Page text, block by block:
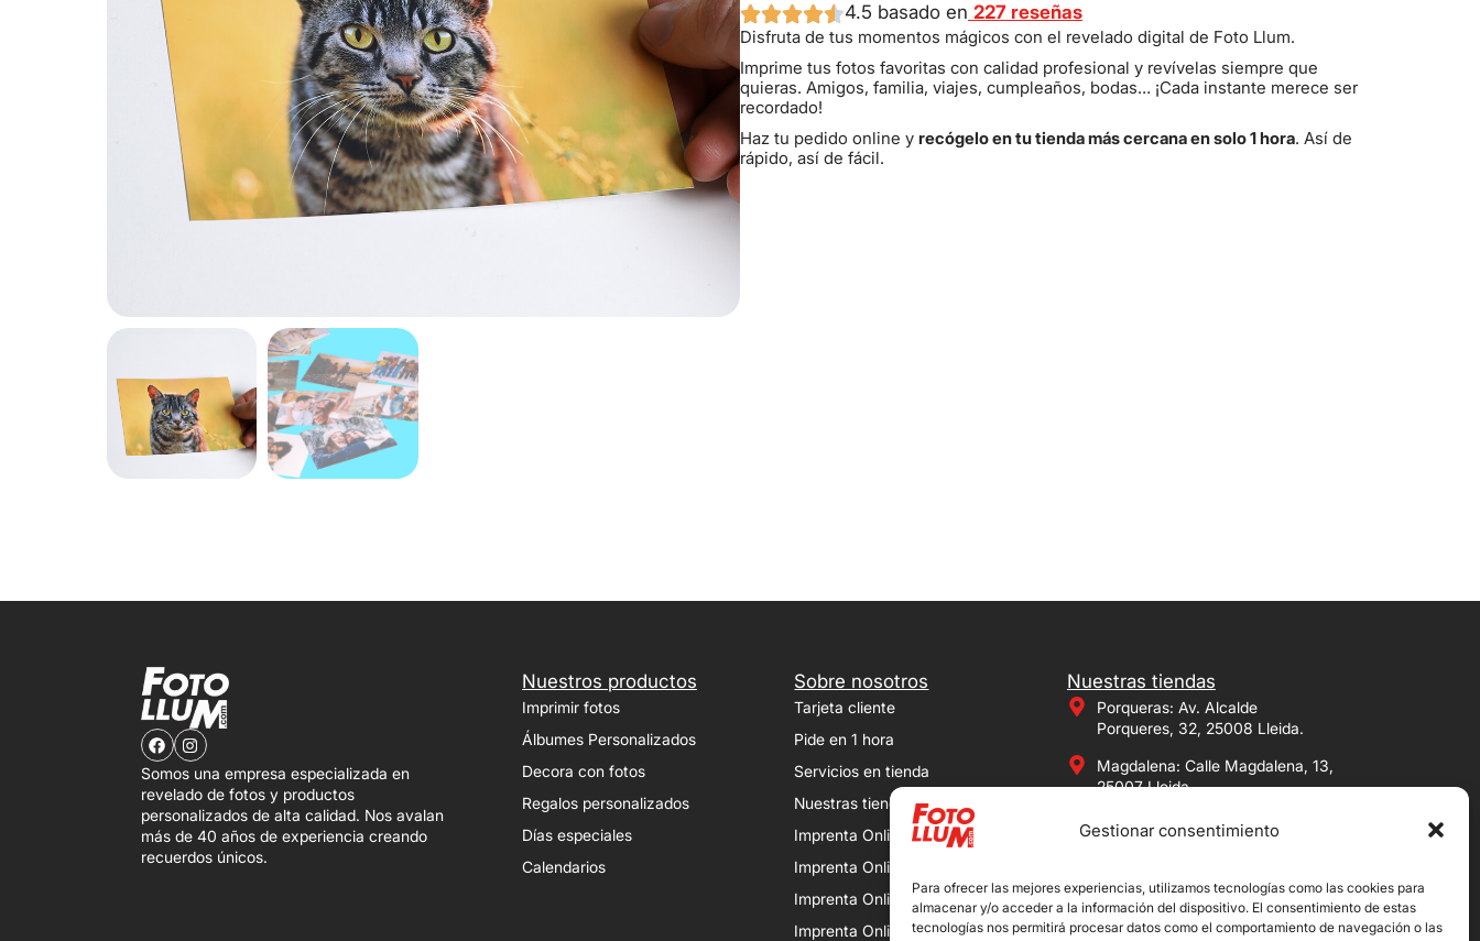
Gestionar consentimiento
Para ofrecer las mejores experiencias, utilizamos tecnologías como las cookies para
almacenar y/o acceder a la información del dispositivo. El consentimiento de estas
tecnologías nos permitirá procesar datos como el comportamiento de navegación o las
4.5 basado en 227 reseñas
Disfruta de tus momentos mágicos con el revelado digital de Foto Llum.
Imprime tus fotos favoritas con calidad profesional y revívelas siempre que
quieras. Amigos, familia, viajes, cumpleaños, bodas… ¡Cada instante merece ser
recordado!
Haz tu pedido online y recógelo en tu tienda más cercana en solo 1 hora. Así de
rápido, así de fácil.
Somos una empresa especializada en
revelado de fotos y productos
personalizados de alta calidad. Nos avalan
más de 40 años de experiencia creando
recuerdos únicos.
Nuestros productos
Imprimir fotos
Álbumes Personalizados
Decora con fotos
Regalos personalizados
Días especiales
Calendarios
Sobre nosotros
Tarjeta cliente
Pide en 1 hora
Servicios en tienda
Nuestras tiendas
Imprenta Online en Madrid
Imprenta Online en Tarragona
Imprenta Online en Barcelona
Imprenta Online en Zaragoza
Nuestras tiendas
Porqueras: Av. Alcalde
Porqueres, 32, 25008 Lleida.
Magdalena: Calle Magdalena, 13,
25007 Lleida.
Bordeta: Avenida de Artesa, 13,
Mollerussa: Calle de Arbeca 2,
25230 Mollerussa, Lleida.